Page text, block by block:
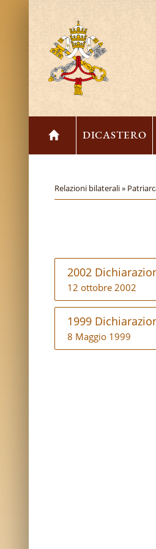
DICASTERO
Relazioni bilaterali »
2002
12 ottobre 2002
1999
8 Maggio 1999